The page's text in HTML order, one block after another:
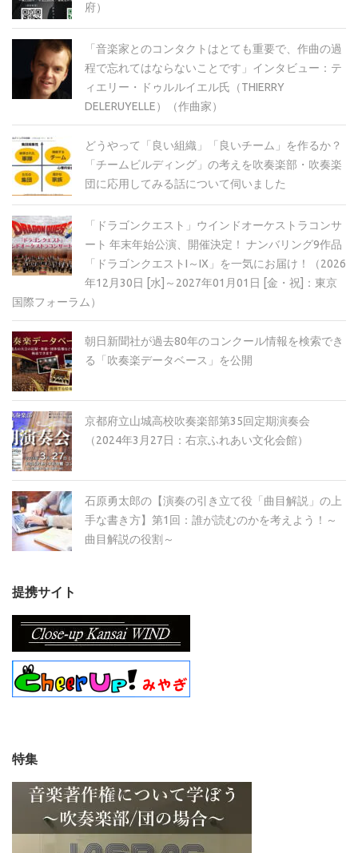
府）
「音楽家とのコンタクトはとても重要で、作曲の過
程で忘れてはならないことです」インタビュー：テ
ィエリー・ドゥルルイエル氏（THIERRY
DELERUYELLE）（作曲家）
どうやって「良い組織」「良いチーム」を作るか？
「チームビルディング」の考えを吹奏楽部・吹奏楽
団に応用してみる話について伺いました
「ドラゴンクエスト」ウインドオーケストラコンサ
ート 年末年始公演、開催決定！ ナンバリング9作品
「ドラゴンクエストI～IX」を一気にお届け！（2026
年12月30日 [水]～2027年01月01日 [金・祝]：東京
国際フォーラム）
朝日新聞社が過去80年のコンクール情報を検索でき
る「吹奏楽データベース」を公開
京都府立山城高校吹奏楽部第35回定期演奏会
（2024年3月27日：右京ふれあい文化会館）
石原勇太郎の【演奏の引き立て役「曲目解説」の上
手な書き方】第1回：誰が読むのかを考えよう！～
曲目解説の役割～
提携サイト
特集